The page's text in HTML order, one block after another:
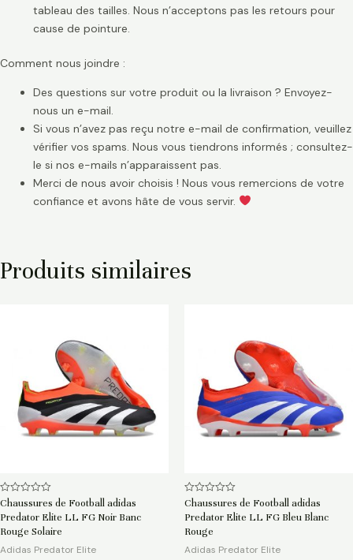
tableau des tailles. Nous n’acceptons pas les retours pour
cause de pointure.
Comment nous joindre :
Des questions sur votre produit ou la livraison ? Envoyez-
nous un e-mail.
Si vous n’avez pas reçu notre e-mail de confirmation, veuillez
vérifier vos spams. Nous vous tiendrons informés ; consultez-
le si nos e-mails n’apparaissent pas.
Merci de nous avoir choisis ! Nous vous remercions de votre
confiance et avons hâte de vous servir.
Produits similaires
Note
sur
5
Chaussures de Football adidas
Predator Elite LL FG Noir Banc
Rouge Solaire
Adidas Predator Elite
Note
sur
5
Chaussures de Football adidas
Predator Elite LL FG Bleu Blanc
Rouge
Adidas Predator Elite